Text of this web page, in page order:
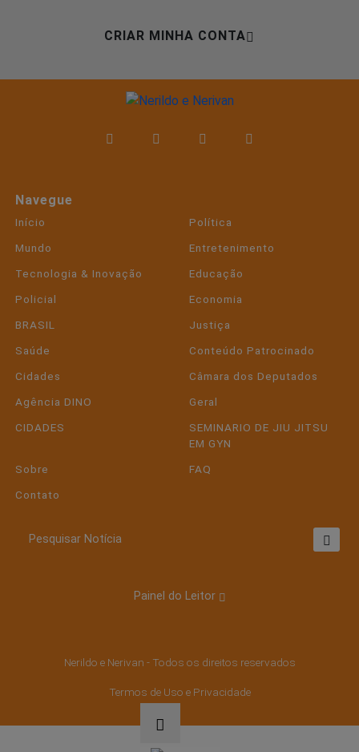
CRIAR MINHA CONTA
Navegue
Início
Política
Mundo
Entretenimento
Tecnologia & Inovação
Educação
Policial
Economia
BRASIL
Justiça
Saúde
Conteúdo Patrocinado
Cidades
Câmara dos Deputados
Agência DINO
Geral
CIDADES
SEMINARIO DE JIU JITSU
EM GYN
Sobre
FAQ
Contato
Pesquisar Notícia
Painel do Leitor
Nerildo e Nerivan - Todos os direitos reservados
Termos de Uso e Privacidade
Termos de Uso e Privacidade
entendemos que você concorda com nossos
PARA MAIS INFORMAÇÕES,ACESSE NOSSOS TERMOS
PROSSEGUIR